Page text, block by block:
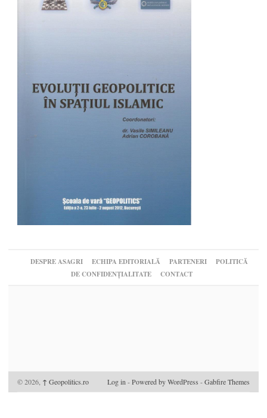
DESPRE ASAGRI ECHIPA EDITORIALĂ PARTENERI
POLITICĂ
DE CONFIDENȚIALITATE
CONTACT
© 2026, ↑ Geopolitics.ro Log in -Powered by WordPress -Gabfire Themes